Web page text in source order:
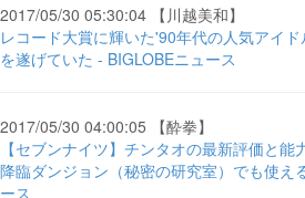
2017/05/30 05:30:04 【川越美和】
レコード大賞に輝いた'90年代の人気アイ
を遂げていた - BIGLOBEニュース
2017/05/30 04:00:05 【酔拳】
【セブンナイツ】チンタオの最新評価と
降臨ダンジョン（秘密の研究室）でも使え
ース